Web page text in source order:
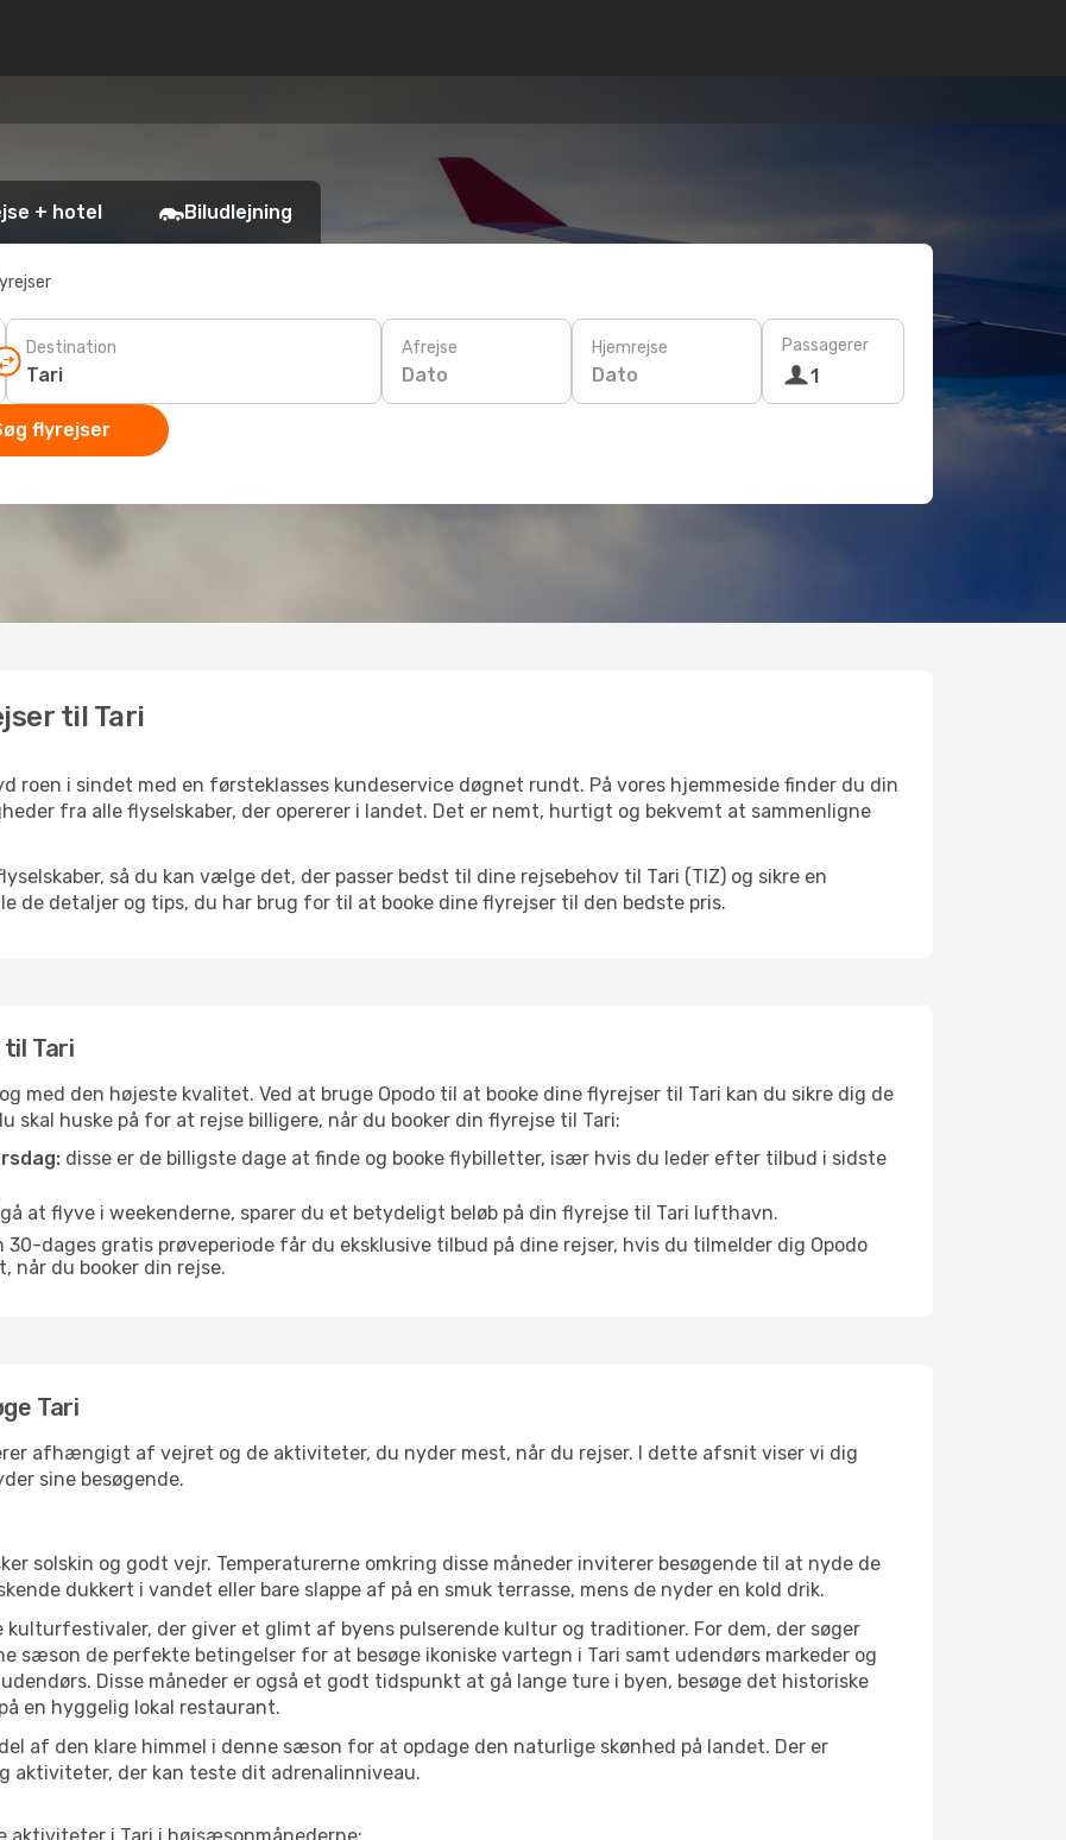
+ hotel Biludlejning
Destination Afrejse
Dato
Hjemrejse
Dato
Passagerer
1
flyrejser
til Tari
roen i sindet med en førsteklasses kundeservice døgnet rundt. På vores hjemmeside finder du din
fra alle flyselskaber, der opererer i landet. Det er nemt, hurtigt og bekvemt at sammenligne
så du kan vælge det, der passer bedst til dine rejsebehov til Tari (TIZ) og sikre en
de detaljer og tips, du har brug for til at booke dine flyrejser til den bedste pris.
Tari
med den højeste kvalitet. Ved at bruge Opodo til at booke dine flyrejser til Tari kan du sikre dig de
skal huske på for at rejse billigere, når du booker din flyrejse til Tari:
disse er de billigste dage at finde og booke flybilletter, især hvis du leder efter tilbud i sidste
at flyve i weekenderne, sparer du et betydeligt beløb på din flyrejse til Tari lufthavn.
30-dages gratis prøveperiode får du eksklusive tilbud på dine rejser, hvis du tilmelder dig Opodo
når du booker din rejse.
Tari
afhængigt af vejret og de aktiviteter, du nyder mest, når du rejser. I dette afsnit viser vi dig
sine besøgende.
solskin og godt vejr. Temperaturerne omkring disse måneder inviterer besøgende til at nyde de
dukkert i vandet eller bare slappe af på en smuk terrasse, mens de nyder en kold drik.
kulturfestivaler, der giver et glimt af byens pulserende kultur og traditioner. For dem, der søger
sæson de perfekte betingelser for at besøge ikoniske vartegn i Tari samt udendørs markeder og
Disse måneder er også et godt tidspunkt at gå lange ture i byen, besøge det historiske
en hyggelig lokal restaurant.
af den klare himmel i denne sæson for at opdage den naturlige skønhed på landet. Der er
aktiviteter, der kan teste dit adrenalinniveau.